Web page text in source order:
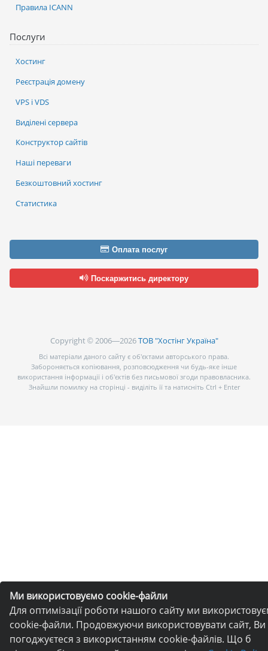
Ми використовуємо cookie-файли
Для оптимізації роботи нашого сайту ми
cookie-файли. Продовжуючи використовувати сайт, Ви
погоджуєтеся з використанням cookie-файлів. Що б
Послуги
Хостинг
Реєстрація домену
VPS і VDS
Виділені сервера
Конструктор сайтів
Наші переваги
Безкоштовний хостинг
Статистика
Правила ICANN
Оплата послуг
Поскаржитись директору
Copyright © 2006—2026ТОВ "Хостінг Україна"
Всі матеріали даного сайту є об’єктами авторського права.
Забороняється копіювання, розповсюдження чи будь-яке інше
використання інформації і об’єктів без письмової згоди правовласника.
Знайшли помилку на сторінці - виділіть її та натисніть Ctrl + Enter